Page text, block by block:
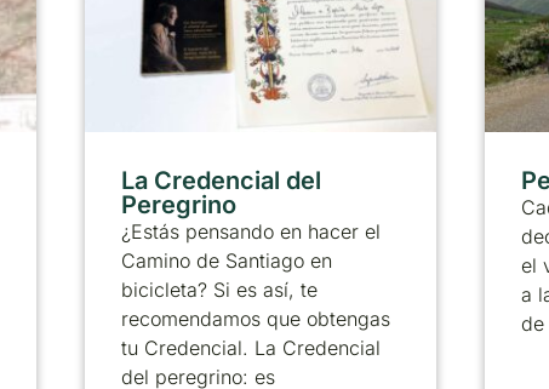
La Credencial del
Peregrino
¿Estás pensando en hacer el
Camino de Santiago en
bicicleta? Si es así, te
recomendamos que obtengas
tu Credencial. La Credencial
del peregrino: es
el
a
de